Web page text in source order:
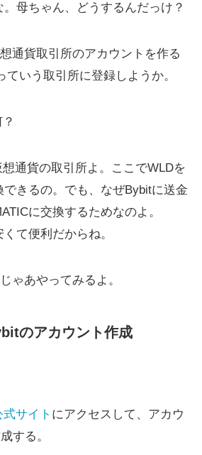
母ちゃん、どうするんだっけ？
通貨取引所のアカウントを作る
いう取引所に登録しようか。
通貨の取引所よ。ここでWLDを
きるの。でも、なぜBybitに送金
に交換するためなのよ。
て便利だからね。
ゃあやってみるよ。
のアカウント作成
サイト にアクセスして、アカウ
する。